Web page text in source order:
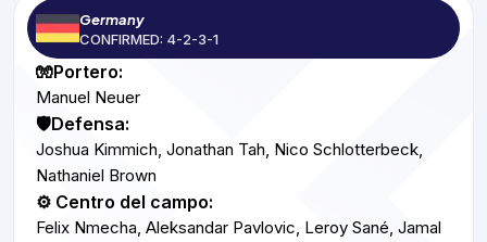
Germany
CONFIRMED: 4-2-3-1
🧤Portero:
Manuel Neuer
🛡️Defensa:
Joshua Kimmich, Jonathan Tah, Nico Schlotterbeck,
Nathaniel Brown
⚙️ Centro del campo:
Felix Nmecha, Aleksandar Pavlovic, Leroy Sané, Jamal